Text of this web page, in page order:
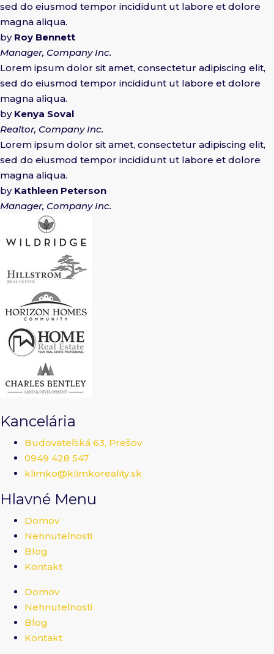
sed do eiusmod tempor incididunt ut labore et dolore
magna aliqua.
by Roy Bennett
Manager, Company Inc.
Lorem ipsum dolor sit amet, consectetur adipiscing elit,
sed do eiusmod tempor incididunt ut labore et dolore
magna aliqua.
by Kenya Soval
Realtor, Company Inc.
Lorem ipsum dolor sit amet, consectetur adipiscing elit,
sed do eiusmod tempor incididunt ut labore et dolore
magna aliqua.
by Kathleen Peterson
Manager, Company Inc.
Kancelária
Budovateľská 63, Prešov
0949 428 547
klimko@klimkoreality.sk
Hlavné Menu
Domov
Nehnuteľnosti
Blog
Kontakt
Domov
Nehnuteľnosti
Blog
Kontakt